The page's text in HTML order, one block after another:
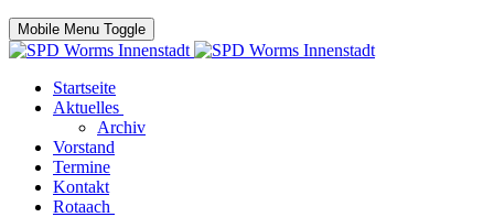
Mobile Menu Toggle
Startseite
Aktuelles
Archiv
Vorstand
Termine
Kontakt
Rotaach